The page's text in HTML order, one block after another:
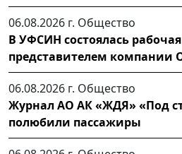
06.08.2026 г. Общество
В УФСИН состоялась рабочая
представителем
06.08.2026 г. Общество
Журнал АО АК «ЖДЯ» «Под
полюбили пассажиры